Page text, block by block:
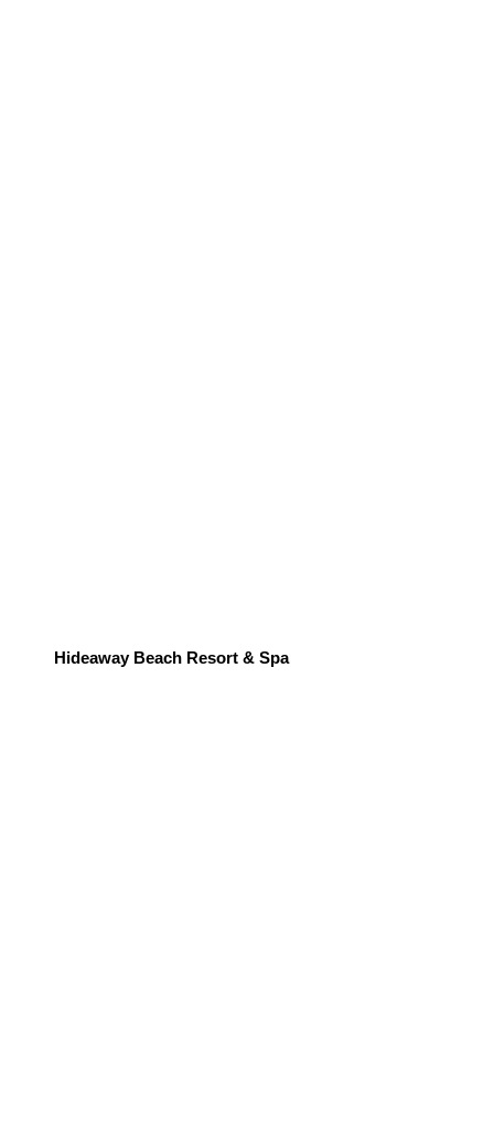
Hideaway Beach Resort & Spa